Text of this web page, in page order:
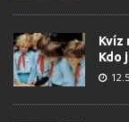
Kvíz
Kdo